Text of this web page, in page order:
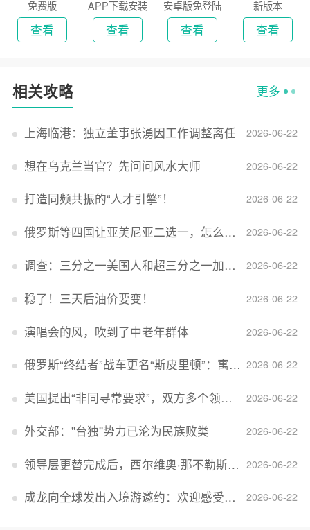
免费版
查看
APP下载安装
2026
查看
安卓版免登陆
版
查看
新版本
查看
相关攻略 更多
2026-06-22
上海临港：独立董事张湧因工作调整离任
2026-06-22
想在乌克兰当官？先问问风水大师
2026-06-22
打造同频共振的“人才引擎”！
2026-06-22
俄罗斯等四国让亚美尼亚二选一，怎么回事？
2026-06-22
调查：三分之一美国人和超三分之一加拿大人感到经济压力
2026-06-22
稳了！三天后油价要变！
2026-06-22
演唱会的风，吹到了中老年群体
2026-06-22
俄罗斯“终结者”战车更名“斯皮里顿”：寓意强大可靠，彰显俄精神力量
2026-06-22
美国提出“非同寻常要求”，双方多个领域分歧依旧，印美贸易谈判进入“关键阶段”
2026-06-22
外交部：''台独''势力已沦为民族败类
2026-06-22
领导层更替完成后，西尔维奥·那不勒斯出任Lucid首席执行官
2026-06-22
成龙向全球发出入境游邀约：欢迎感受无滤镜的真实中国